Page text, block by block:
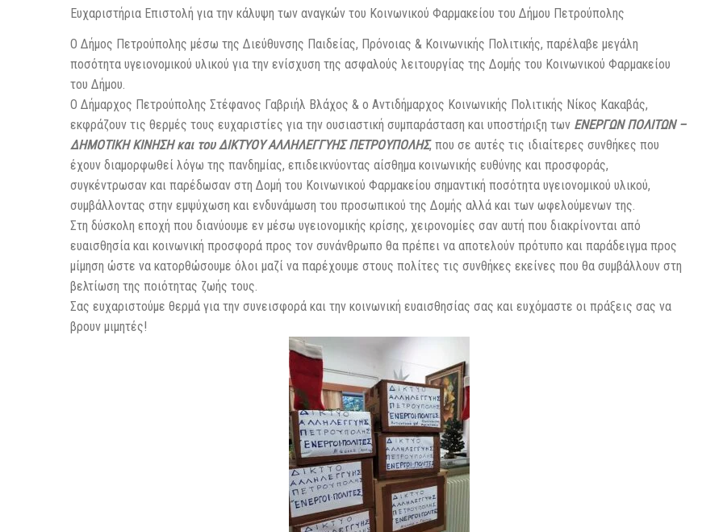
Ευχαριστήρια Επιστολή για την κάλυψη των αναγκών του Κοινωνικού Φαρμακείου του Δήμου Πετρούπολης
Ο Δήμος Πετρούπολης μέσω της Διεύθυνσης Παιδείας, Πρόνοιας & Κοινωνικής Πολιτικής, παρέλαβε μεγάλη
ποσότητα υγειονομικού υλικού για την ενίσχυση της ασφαλούς λειτουργίας της Δομής του Κοινωνικού Φαρμακείου
του Δήμου.
Ο Δήμαρχος Πετρούπολης Στέφανος Γαβριήλ Βλάχος & ο Αντιδήμαρχος Κοινωνικής Πολιτικής Νίκος Κακαβάς,
εκφράζουν τις θερμές τους ευχαριστίες για την ουσιαστική συμπαράσταση και υποστήριξη των ΕΝΕΡΓΩΝ ΠΟΛΙΤΩΝ –
ΔΗΜΟΤΙΚΗ ΚΙΝΗΣΗ και του ΔΙΚΤΥΟΥ ΑΛΛΗΛΕΓΓΥΗΣ ΠΕΤΡΟΥΠΟΛΗΣ, που σε αυτές τις ιδιαίτερες συνθήκες που
έχουν διαμορφωθεί λόγω της πανδημίας, επιδεικνύοντας αίσθημα κοινωνικής ευθύνης και προσφοράς,
συγκέντρωσαν και παρέδωσαν στη Δομή του Κοινωνικού Φαρμακείου σημαντική ποσότητα υγειονομικού υλικού,
συμβάλλοντας στην εμψύχωση και ενδυνάμωση του προσωπικού της Δομής αλλά και των ωφελούμενων της.
Στη δύσκολη εποχή που διανύουμε εν μέσω υγειονομικής κρίσης, χειρονομίες σαν αυτή που διακρίνονται από
ευαισθησία και κοινωνική προσφορά προς τον συνάνθρωπο θα πρέπει να αποτελούν πρότυπο και παράδειγμα προς
μίμηση ώστε να κατορθώσουμε όλοι μαζί να παρέχουμε στους πολίτες τις συνθήκες εκείνες που θα συμβάλλουν στη
βελτίωση της ποιότητας ζωής τους.
Σας ευχαριστούμε θερμά για την συνεισφορά και την κοινωνική ευαισθησίας σας και ευχόμαστε οι πράξεις σας να
βρουν μιμητές!